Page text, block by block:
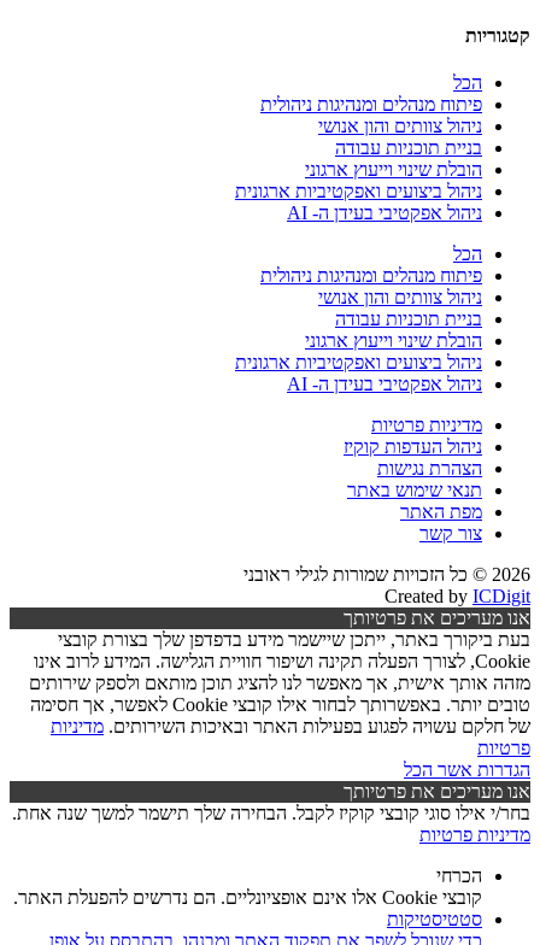
קטגוריות
הכל
פיתוח מנהלים ומנהיגות ניהולית
ניהול צוותים והון אנושי
בניית תוכניות עבודה
הובלת שינוי וייעוץ ארגוני
ניהול ביצועים ואפקטיביות ארגונית
ניהול אפקטיבי בעידן ה- AI
הכל
פיתוח מנהלים ומנהיגות ניהולית
ניהול צוותים והון אנושי
בניית תוכניות עבודה
הובלת שינוי וייעוץ ארגוני
ניהול ביצועים ואפקטיביות ארגונית
ניהול אפקטיבי בעידן ה- AI
מדיניות פרטיות
ניהול העדפות קוקיז
הצהרת נגישות
תנאי שימוש באתר
מפת האתר
צור קשר
2026 © כל הזכויות שמורות לגילי ראובני
Created by ICDigit
אנו מעריכים את פרטיותך
בעת ביקורך באתר, ייתכן שיישמר מידע בדפדפן שלך בצורת קובצי
Cookie, לצורך הפעלה תקינה ושיפור חוויית הגלישה. המידע לרוב אינו
מזהה אותך אישית, אך מאפשר לנו להציג תוכן מותאם ולספק שירותים
טובים יותר. באפשרותך לבחור אילו קובצי Cookie לאפשר, אך חסימה
של חלקם עשויה לפגוע בפעילות האתר ובאיכות השירותים. מדיניות
פרטיות
הגדרות אשר הכל
אנו מעריכים את פרטיותך
בחר/י אילו סוגי קובצי קוקיז לקבל. הבחירה שלך תישמר למשך שנה אחת.
מדיניות פרטיות
הכרחי
קובצי Cookie אלו אינם אופציונליים. הם נדרשים להפעלת האתר.
סטטיסטיקות